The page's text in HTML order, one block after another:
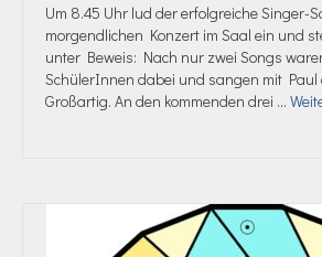
Um 8.45 Uhr lud der erfolgreiche Singer-
morgendlichen Konzert im Saal ein und
unter Beweis: Nach nur zwei Songs
SchülerInnen dabei und sangen mit
Großartig. An den kommenden drei …